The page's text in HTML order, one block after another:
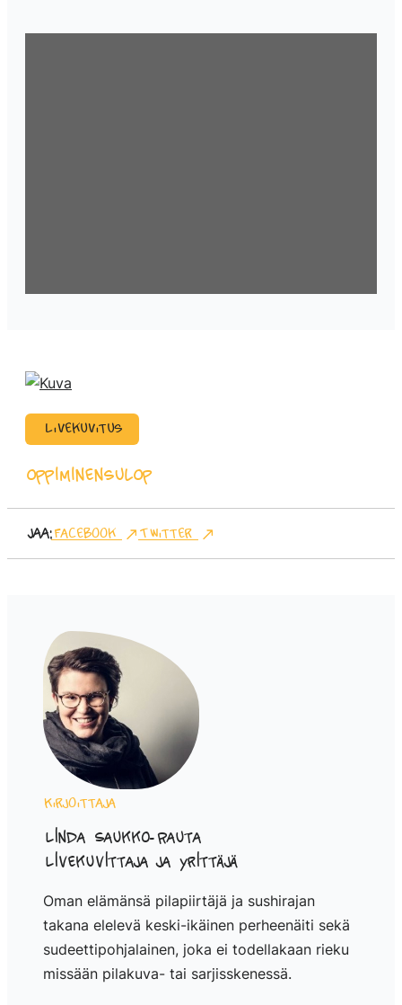
Livekuvitus
oppiminensulop
Jaa:Facebook Twitter
Kirjoittaja
Linda Saukko-Rauta
Livekuvittaja ja yrittäjä
Oman elämänsä pilapiirtäjä ja sushirajan
takana elelevä keski-ikäinen perheenäiti sekä
sudeettipohjalainen, joka ei todellakaan rieku
missään pilakuva- tai sarjisskenessä.